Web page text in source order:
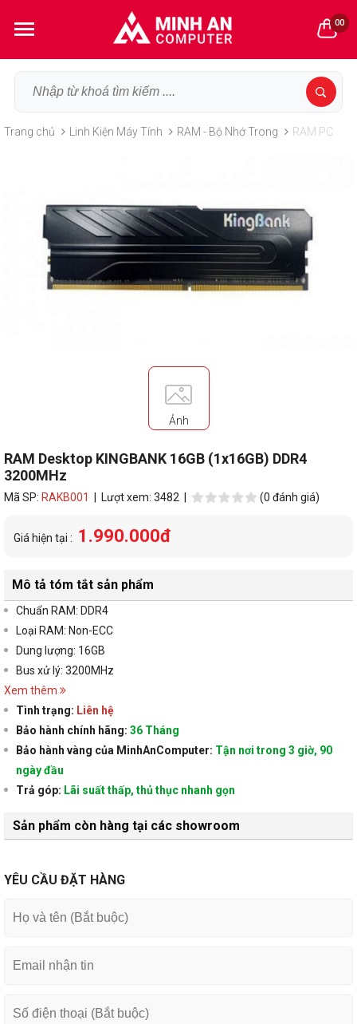
00
Trang chủ Linh Kiện Máy Tính RAM - Bộ Nhớ Trong RAM PC
Ảnh
RAM Desktop KINGBANK 16GB (1x16GB) DDR4
3200MHz
Mã SP: RAKB001 | Lượt xem: 3482 | (0 đánh giá)
Giá hiện tại : 1.990.000đ
Mô tả tóm tắt sản phẩm
Chuẩn RAM: DDR4
Loại RAM: Non-ECC
Dung lượng: 16GB
Bus xử lý: 3200MHz
Xem thêm
Tình trạng: Liên hệ
Bảo hành chính hãng: 36 Tháng
Bảo hành vàng của MinhAnComputer: Tận nơi trong 3 giờ, 90
ngày đầu
Trả góp: Lãi suất thấp, thủ thục nhanh gọn
Sản phẩm còn hàng tại các showroom
YÊU CẦU ĐẶT HÀNG